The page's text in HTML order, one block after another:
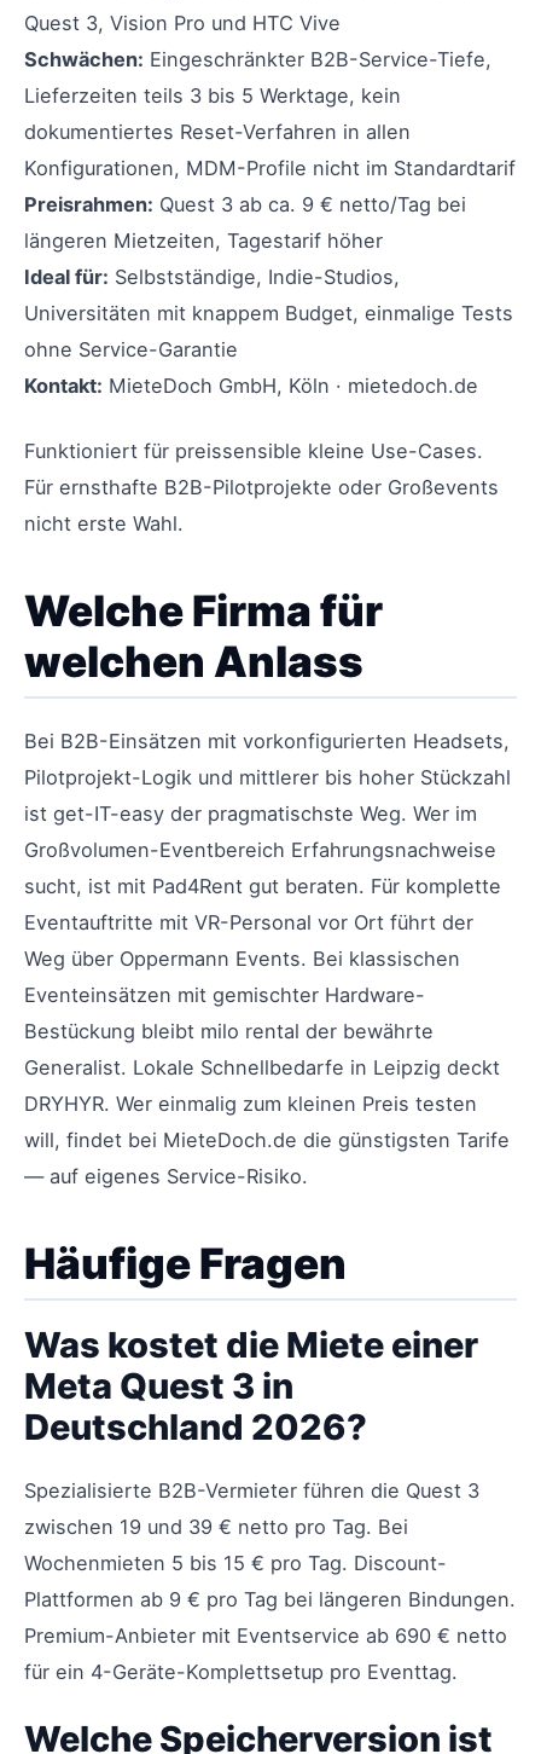
Quest 3, Vision Pro und HTC Vive
Schwächen: Eingeschränkter B2B-Service-Tiefe,
Lieferzeiten teils 3 bis 5 Werktage, kein
dokumentiertes Reset-Verfahren in allen
Konfigurationen, MDM-Profile nicht im Standardtarif
Preisrahmen: Quest 3 ab ca. 9 € netto/Tag bei
längeren Mietzeiten, Tagestarif höher
Ideal für: Selbstständige, Indie-Studios,
Universitäten mit knappem Budget, einmalige Tests
ohne Service-Garantie
Kontakt: MieteDoch GmbH, Köln · mietedoch.de
Funktioniert für preissensible kleine Use-Cases.
Für ernsthafte B2B-Pilotprojekte oder Großevents
nicht erste Wahl.
Welche Firma für
welchen Anlass
Bei B2B-Einsätzen mit vorkonfigurierten Headsets,
Pilotprojekt-Logik und mittlerer bis hoher Stückzahl
ist get-IT-easy der pragmatischste Weg. Wer im
Großvolumen-Eventbereich Erfahrungsnachweise
sucht, ist mit Pad4Rent gut beraten. Für komplette
Eventauftritte mit VR-Personal vor Ort führt der
Weg über Oppermann Events. Bei klassischen
Eventeinsätzen mit gemischter Hardware-
Bestückung bleibt milo rental der bewährte
Generalist. Lokale Schnellbedarfe in Leipzig deckt
DRYHYR. Wer einmalig zum kleinen Preis testen
will, findet bei MieteDoch.de die günstigsten Tarife
— auf eigenes Service-Risiko.
Häufige Fragen
Was kostet die Miete einer
Meta Quest 3 in
Deutschland 2026?
Spezialisierte B2B-Vermieter führen die Quest 3
zwischen 19 und 39 € netto pro Tag. Bei
Wochenmieten 5 bis 15 € pro Tag. Discount-
Plattformen ab 9 € pro Tag bei längeren Bindungen.
Premium-Anbieter mit Eventservice ab 690 € netto
für ein 4-Geräte-Komplettsetup pro Eventtag.
Welche Speicherversion ist